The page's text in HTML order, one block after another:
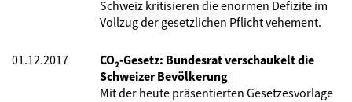
Schweiz kritisieren die enormen Defizite im
Vollzug der gesetzlichen Pflicht vehement.
01.12.2017
CO₂-Gesetz: Bundesrat verschaukelt die
Schweizer Bevölkerung
Mit der heute präsentierten Gesetzesvorlage